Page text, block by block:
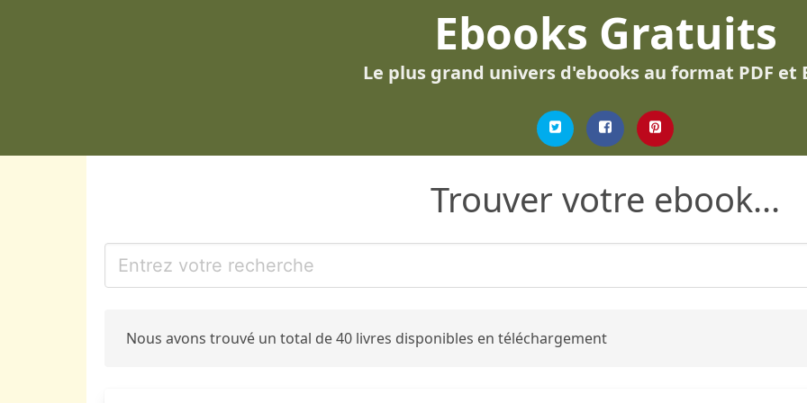
Ebooks Gratuits
Le plus grand univers d'ebooks au format PDF et
Trouver votre ebook...
Nous avons trouvé un total de 40 livres disponibles en téléchargement